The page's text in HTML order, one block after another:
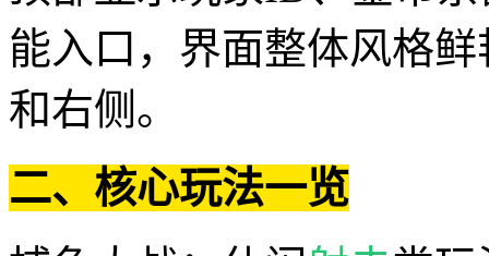
能入口，界面整体风格
和右侧。
二、核心玩法一览